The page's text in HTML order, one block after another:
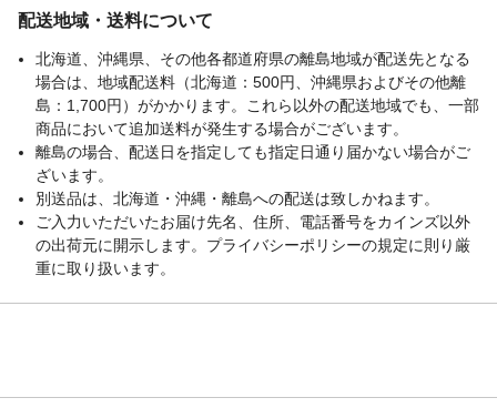
配送地域・送料について
北海道、沖縄県、その他各都道府県の離島地域が配送先となる
場合は、地域配送料（北海道：500円、沖縄県およびその他離
島：1,700円）がかかります。これら以外の配送地域でも、一部
商品において追加送料が発生する場合がございます。
離島の場合、配送日を指定しても指定日通り届かない場合がご
ざいます。
別送品は、北海道・沖縄・離島への配送は致しかねます。
ご入力いただいたお届け先名、住所、電話番号をカインズ以外
の出荷元に開示します。プライバシーポリシーの規定に則り厳
重に取り扱います。